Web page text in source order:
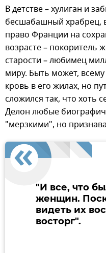
В детстве – хулиган и
бесшабашный храбрец,
право Франции на
возрасте – покоритель
старости – любимец
миру. Быть может,
кровь в его жилах, но
сложился так, что хоть
Делон любые
"мерзкими", но
"И все, что
женщин.
видеть их
восторг".